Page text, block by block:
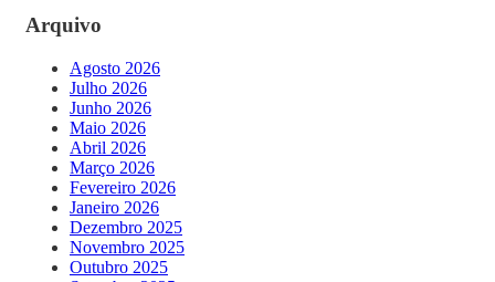
Arquivo
Agosto 2026
Julho 2026
Junho 2026
Maio 2026
Abril 2026
Março 2026
Fevereiro 2026
Janeiro 2026
Dezembro 2025
Novembro 2025
Outubro 2025